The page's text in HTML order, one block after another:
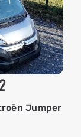
Jumper